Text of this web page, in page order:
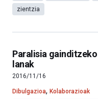
zientzia
Paralisia
lanak
2016/11/16
Dibulgazioa, Kolaborazioak